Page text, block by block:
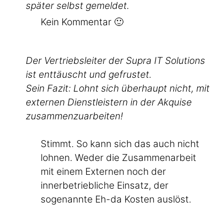
später selbst gemeldet.
Kein Kommentar 🙂
Der Vertriebsleiter der Supra IT Solutions
ist enttäuscht und gefrustet.
Sein Fazit: Lohnt sich überhaupt nicht, mit
externen Dienstleistern in der Akquise
zusammenzuarbeiten!
Stimmt. So kann sich das auch nicht
lohnen. Weder die Zusammenarbeit
mit einem Externen noch der
innerbetriebliche Einsatz, der
sogenannte Eh-da Kosten auslöst.